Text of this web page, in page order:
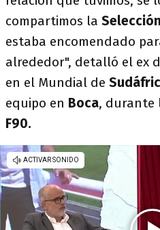
compartimos la Selección
estaba encomendado
alrededor", detalló el ex
en el Mundial de
equipo en Boca, durante
F90.